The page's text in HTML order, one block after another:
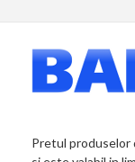
Pretul produselor